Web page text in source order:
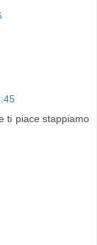
ti piace stappiamo